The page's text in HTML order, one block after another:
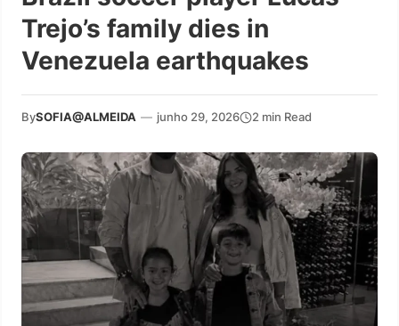
Trejo’s family dies in
Venezuela earthquakes
BySOFIA@ALMEIDA — junho 29, 2026 2 min Read